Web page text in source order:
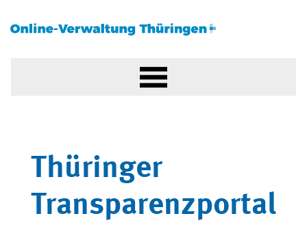
Thüringer
Transparenzportal